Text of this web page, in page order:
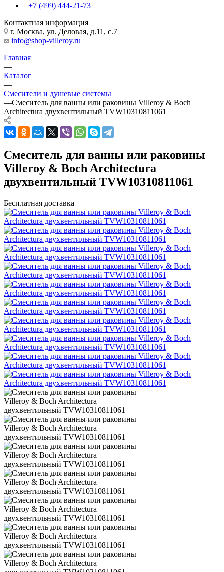
+7 (499) 444-21-73
Контактная информация
г. Москва, ул. Деловая, д.11, с.7
info@shop-villeroy.ru
Главная
—
Каталог
—
Смесители и душевые системы
—Смеситель для ванны или раковины Villeroy & Boch
Architectura двухвентильный TVW10310811061
Смеситель для ванны или раковины
Villeroy & Boch Architectura
двухвентильный TVW10310811061
Бесплатная доставка